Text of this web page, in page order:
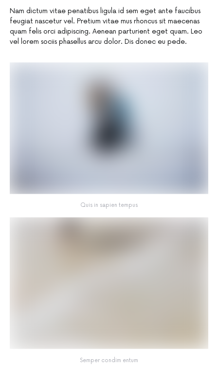
Nam dictum vitae penatibus ligula id sem eget ante faucibus
feugiat nascetur vel. Pretium vitae mus rhoncus sit maecenas
quam felis orci adipiscing. Aenean parturient eget quam. Leo
vel lorem sociis phasellus arcu dolor. Dis donec eu pede.
Quis in sapien tempus
Semper condim entum